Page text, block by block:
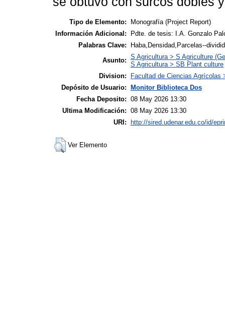
Tipo de Elemento:
Monografía (Project Report)
Información Adicional:
Pdte. de tesis: I.A. Gonzalo
Palabras Clave:
Haba,Densidad,Parcelas--
Asunto: S Agricultura > S Agriculture
S Agricultura > SB Plant culture
Division:
Facultad de Ciencias Agrícolas
Depósito de Usuario: Monitor Biblioteca Dos
Fecha Deposito: 08 May 2026 13:30
Ultima Modificación: 08 May 2026 13:30
URI: http://sired.udenar.edu.co/id/
Ver Elemento